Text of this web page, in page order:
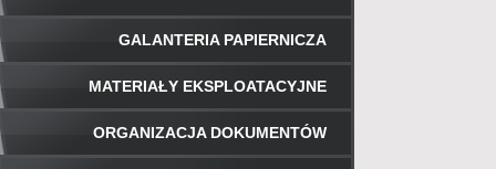
GALANTERIA PAPIERNICZA
MATERIAŁY EKSPLOATACYJNE
ORGANIZACJA DOKUMENTÓW